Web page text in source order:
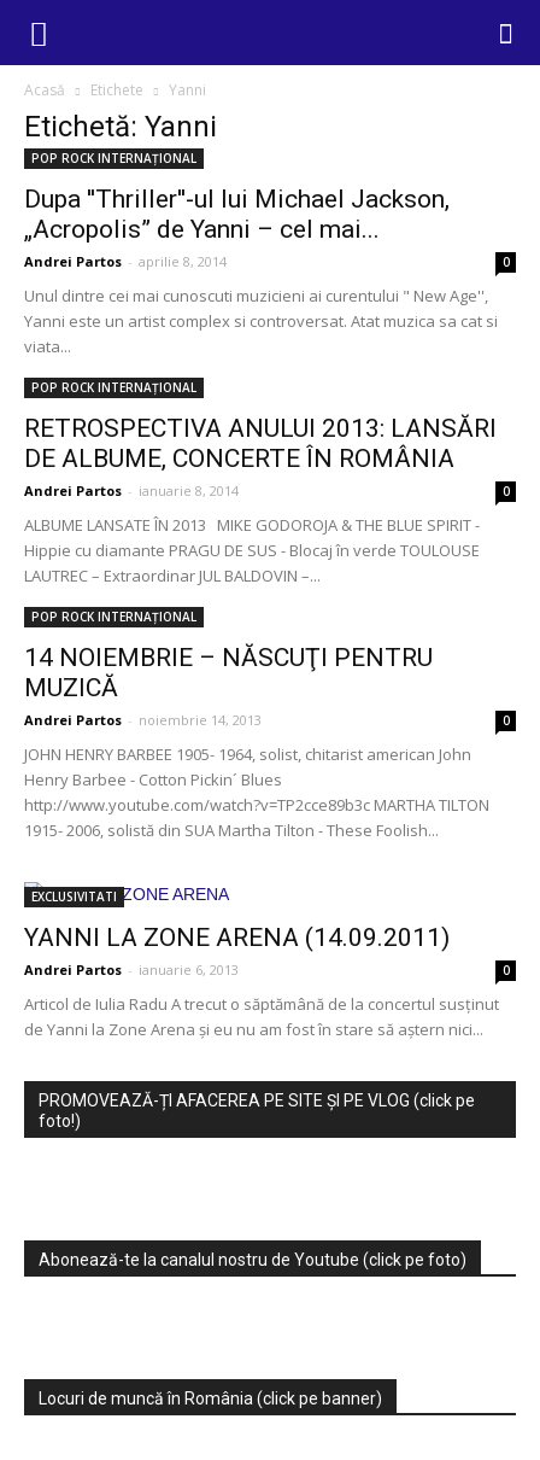
Acasă Etichete Yanni
Etichetă: Yanni
POP ROCK INTERNAȚIONAL
Dupa ''Thriller''-ul lui Michael Jackson,
„Acropolis” de Yanni – cel mai...
Andrei Partos - aprilie 8, 2014 0
Unul dintre cei mai cunoscuti muzicieni ai curentului " New Age'',
Yanni este un artist complex si controversat. Atat muzica sa cat si
viata...
POP ROCK INTERNAȚIONAL
RETROSPECTIVA ANULUI 2013: LANSĂRI
DE ALBUME, CONCERTE ÎN ROMÂNIA
Andrei Partos - ianuarie 8, 2014 0
ALBUME LANSATE ÎN 2013 MIKE GODOROJA & THE BLUE SPIRIT -
Hippie cu diamante PRAGU DE SUS - Blocaj în verde TOULOUSE
LAUTREC – Extraordinar JUL BALDOVIN –...
POP ROCK INTERNAȚIONAL
14 NOIEMBRIE – NĂSCUŢI PENTRU
MUZICĂ
Andrei Partos - noiembrie 14, 2013 0
JOHN HENRY BARBEE 1905- 1964, solist, chitarist american John
Henry Barbee - Cotton Pickin´ Blues
http://www.youtube.com/watch?v=TP2cce89b3c MARTHA TILTON
1915- 2006, solistă din SUA Martha Tilton - These Foolish...
EXCLUSIVITATI
YANNI LA ZONE ARENA (14.09.2011)
Andrei Partos - ianuarie 6, 2013 0
Articol de Iulia Radu A trecut o săptămână de la concertul susţinut
de Yanni la Zone Arena şi eu nu am fost în stare să aştern nici...
PROMOVEAZĂ-ȚI AFACEREA PE SITE ȘI PE VLOG (click pe
foto!)
Abonează-te la canalul nostru de Youtube (click pe foto)
Locuri de muncă în România (click pe banner)